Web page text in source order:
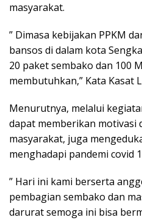
masyarakat.
” Dimasa kebijakan PPKM
bansos di dalam kota
20 paket sembako dan 100
membutuhkan,” Kata Kasat
Menurutnya, melalui
dapat memberikan motivasi
masyarakat, juga
menghadapi pandemi covid
” Hari ini kami berserta
pembagian sembako dan
darurat semoga ini bisa